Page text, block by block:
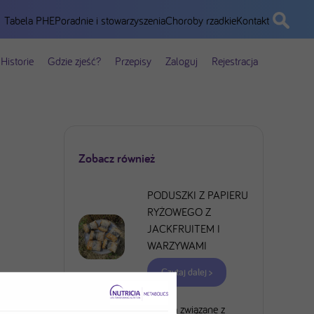
Tabela PHEPoradnie i stowarzyszeniaChoroby rzadkieKontakt
Gdzie zjeść? Przepisy Zaloguj Rejestracja
Zobacz również
PODUSZKI Z PAPIERU
RYŻOWEGO Z
JACKFRUITEM I
WARZYWAMI
Czytaj dalej >
Ryzyka związane z